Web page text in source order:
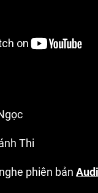
Thi
phiên bản